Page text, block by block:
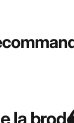
la